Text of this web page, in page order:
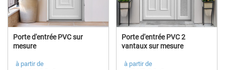
Porte d'entrée PVC sur
mesure
à partir de
Porte d'entrée PVC 2
vantaux sur mesure
à partir de